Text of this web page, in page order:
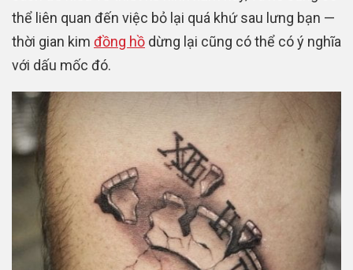
thể liên quan đến việc bỏ lại quá khứ sau lưng bạn —
thời gian kim đồng hồ dừng lại cũng có thể có ý nghĩa
với dấu mốc đó.